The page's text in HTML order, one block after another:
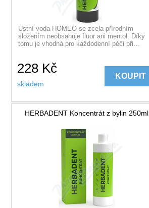
Ústní voda HOMEO se zcela přírodním
složením neobsahuje fluor ani mentol. Díky
tomu je vhodná pro každodenní péči při...
228 Kč
skladem
KOUPIT
HERBADENT Koncentrát z bylin 250ml